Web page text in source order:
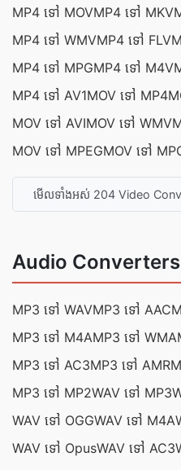
MP4 ទៅ MOVMP4 ទៅ MKV
MP4 ទៅ WMVMP4 ទៅ FLV
MP4 ទៅ MPGMP4 ទៅ M4V
MP4 ទៅ AV1MOV ទៅ MP4
MOV ទៅ AVIMOV ទៅ WMV
MOV ទៅ MPEGMOV ទៅ
មើលទាំងអស់ 204 Video
Audio Converters
MP3 ទៅ WAVMP3 ទៅ AAC
MP3 ទៅ M4AMP3 ទៅ WMA
MP3 ទៅ AC3MP3 ទៅ AMR
MP3 ទៅ MP2WAV ទៅ MP3
WAV ទៅ OGGWAV ទៅ M4A
WAV ទៅ OpusWAV ទៅ AC3